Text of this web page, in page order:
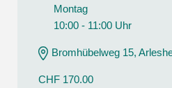
Montag
10:00 - 11:00 Uhr
Bromhübelweg 15,
CHF 170.00